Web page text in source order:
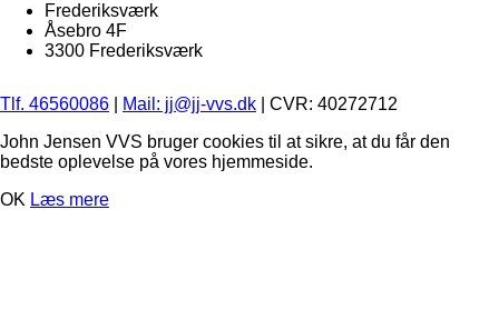
Frederiksværk
Åsebro 4F
3300 Frederiksværk
Tlf. 46560086 Mail: jj@jj-vvs.dk | CVR: 40272712
John Jensen VVS bruger cookies til at sikre, at du får den
bedste oplevelse på vores hjemmeside.
OK Læs mere